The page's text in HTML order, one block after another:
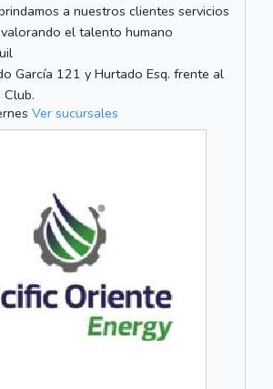
a nuestros clientes servicios
el talento humano
García 121 y Hurtado Esq. frente al
Club.
Ver sucursales